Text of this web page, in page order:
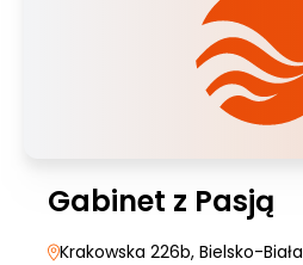
Gabinet z Pasją
Krakowska 226b, Bielsko-Biała